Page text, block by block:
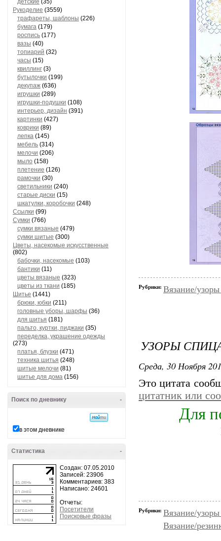
детские (35)
Рукоделие (3559)
трафареты, шаблоны (226)
бумага (179)
роспись (177)
вазы (40)
топиарий (32)
часы (15)
квиллинг (3)
бутылочки (199)
декупаж (636)
игрушки (289)
игрушки-подушки (108)
интерьер, дизайн (391)
картинки (427)
коврики (89)
лепка (145)
мебель (314)
мелочи (206)
мыло (158)
плетение (126)
рамочки (30)
светильники (240)
старые диски (15)
шкатулки, коробочки (248)
Ссылки (99)
Сумки (766)
сумки вязаные (479)
сумки шитые (300)
Цветы, насекомые искусственные
(802)
бабочки, насекомые (103)
бантики (11)
цветы вязаные (323)
цветы из ткани (185)
Шитье (1441)
брюки, юбки (211)
головные уборы, шарфы (36)
для шитья (181)
пальто, куртки, пиджаки (35)
переделка, украшение одежды
(273)
платья, блузки (471)
техника шитья (248)
шитые мелочи (81)
шитье для дома (156)
-
Поиск по дневнику
в этом дневнике
-
Статистика
Создан: 07.05.2010
Записей: 23906
Комментариев: 383
Написано: 24601
Отчеты:
Посетители
Поисковые фразы
Рубрики: Вязание/
УЗОРЫ
Среда, 30 Ноября
Это цитата
цитатник или
Для
Рубрики: Вязание/
Вязание/